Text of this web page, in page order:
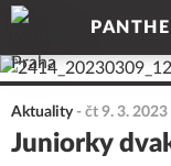
Aktuality - čt 9. 3. 2023
Juniorky